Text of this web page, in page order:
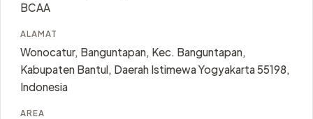
BCAA
ALAMAT
Wonocatur, Banguntapan, Kec. Banguntapan,
Kabupaten Bantul, Daerah Istimewa Yogyakarta 55198,
Indonesia
AREA